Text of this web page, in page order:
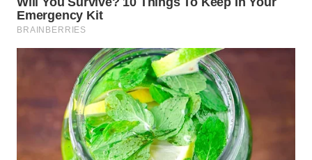
WN
TANGERANG
CIREBON